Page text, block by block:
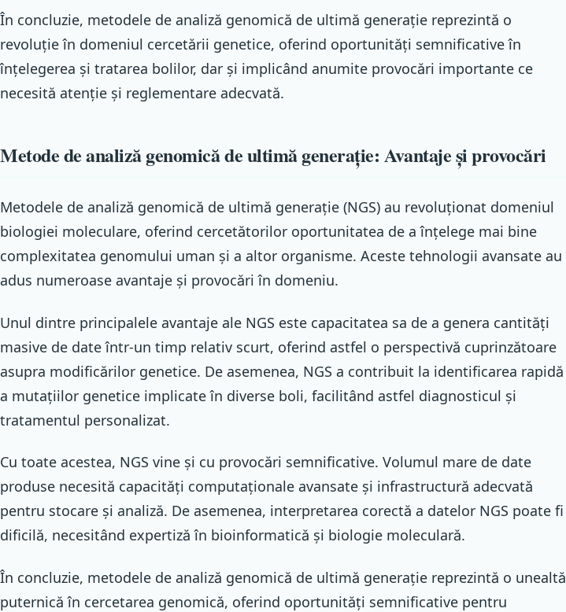
În concluzie, metodele de analiză genomică de ultimă generație reprezintă o
revoluție în domeniul cercetării genetice, oferind oportunități semnificative în
înțelegerea și tratarea bolilor, dar și implicând anumite provocări importante ce
necesită atenție și reglementare adecvată.
Metode de analiză genomică de ultimă generație: Avantaje și provocări
Metodele de analiză genomică de ultimă generație (NGS) au revoluționat domeniul
biologiei moleculare, oferind cercetătorilor oportunitatea de a înțelege mai bine
complexitatea genomului uman și a altor organisme. Aceste tehnologii avansate au
adus numeroase avantaje și provocări în domeniu.
Unul dintre principalele avantaje ale NGS este capacitatea sa de a genera cantități
masive de date într-un timp relativ scurt, oferind astfel o perspectivă cuprinzătoare
asupra modificărilor genetice. De asemenea, NGS a contribuit la identificarea rapidă
a mutațiilor genetice implicate în diverse boli, facilitând astfel diagnosticul și
tratamentul personalizat.
Cu toate acestea, NGS vine și cu provocări semnificative. Volumul mare de date
produse necesită capacități computaționale avansate și infrastructură adecvată
pentru stocare și analiză. De asemenea, interpretarea corectă a datelor NGS poate fi
dificilă, necesitând expertiză în bioinformatică și biologie moleculară.
În concluzie, metodele de analiză genomică de ultimă generație reprezintă o unealtă
puternică în cercetarea genomică, oferind oportunități semnificative pentru